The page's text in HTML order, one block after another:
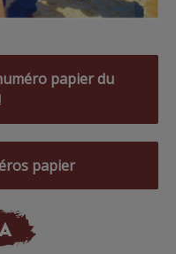
papier du
papier